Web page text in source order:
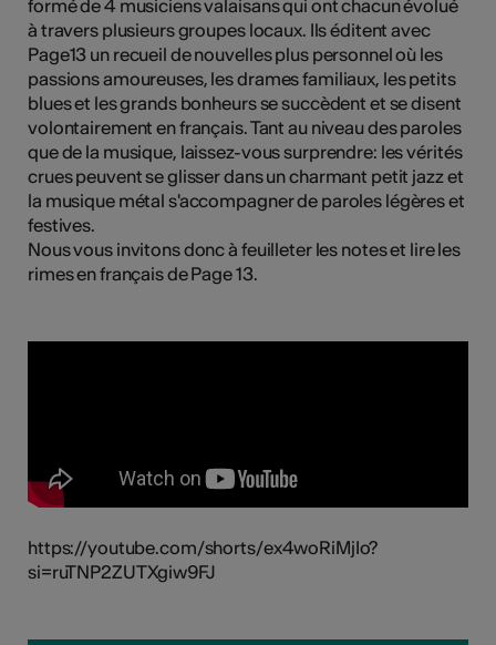
formé de 4 musiciens valaisans qui ont chacun évolué
à travers plusieurs groupes locaux. Ils éditent avec
Page13 un recueil de nouvelles plus personnel où les
passions amoureuses, les drames familiaux, les petits
blues et les grands bonheurs se succèdent et se disent
volontairement en français. Tant au niveau des paroles
que de la musique, laissez-vous surprendre: les vérités
crues peuvent se glisser dans un charmant petit jazz et
la musique métal s'accompagner de paroles légères et
festives.
Nous vous invitons donc à feuilleter les notes et lire les
rimes en français de Page 13.
https://youtube.com/shorts/ex4woRiMjIo?
si=ruTNP2ZUTXgiw9FJ